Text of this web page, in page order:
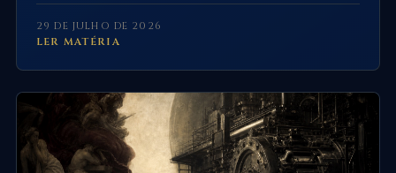
29 DE JULHO DE 2026
LER MATÉRIA